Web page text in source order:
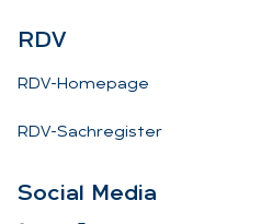
RDV
RDV-Homepage
RDV-Sachregister
So­ci­al Me­dia